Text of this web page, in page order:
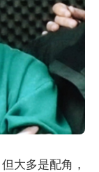
大多是配角，